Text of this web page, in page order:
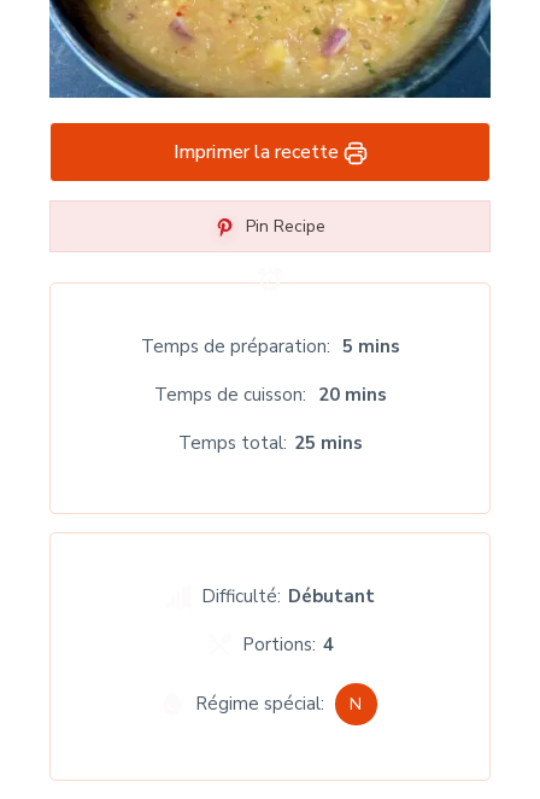
Imprimer la recette
Pin Recipe
Temps de préparation
5 mins
Temps de cuisson
20 mins
Temps total 25 mins
Difficulté: Débutant
Portions: 4
Régime spécial: N